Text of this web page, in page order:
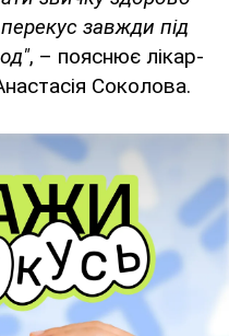
завжди під
, – пояснює лікар-
Соколова.